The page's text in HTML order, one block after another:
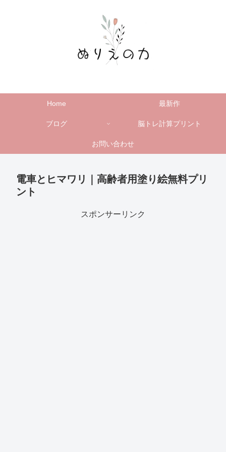
Home 最新作
ブログ 脳トレ計算プリント
お問い合わせ
電車とヒマワリ｜高齢者用塗り絵無料プリ
ント
スポンサーリンク